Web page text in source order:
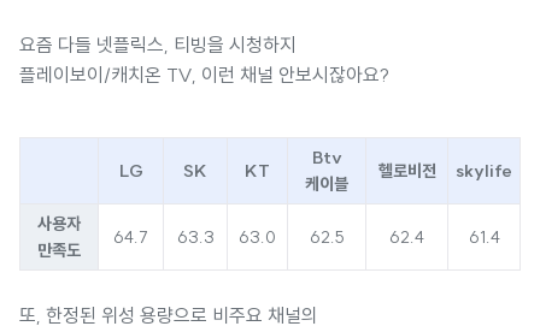
요즘 다들 넷플릭스, 티빙을 시청하지
플레이보이/캐치온 TV, 이런 채널 안보시잖아요?
LG SK KT
Btv
케이블
헬로비전 skylife
사용자
만족도
64.7 63.3 63.0 62.5 62.4 61.4
또, 한정된 위성 용량으로 비주요 채널의